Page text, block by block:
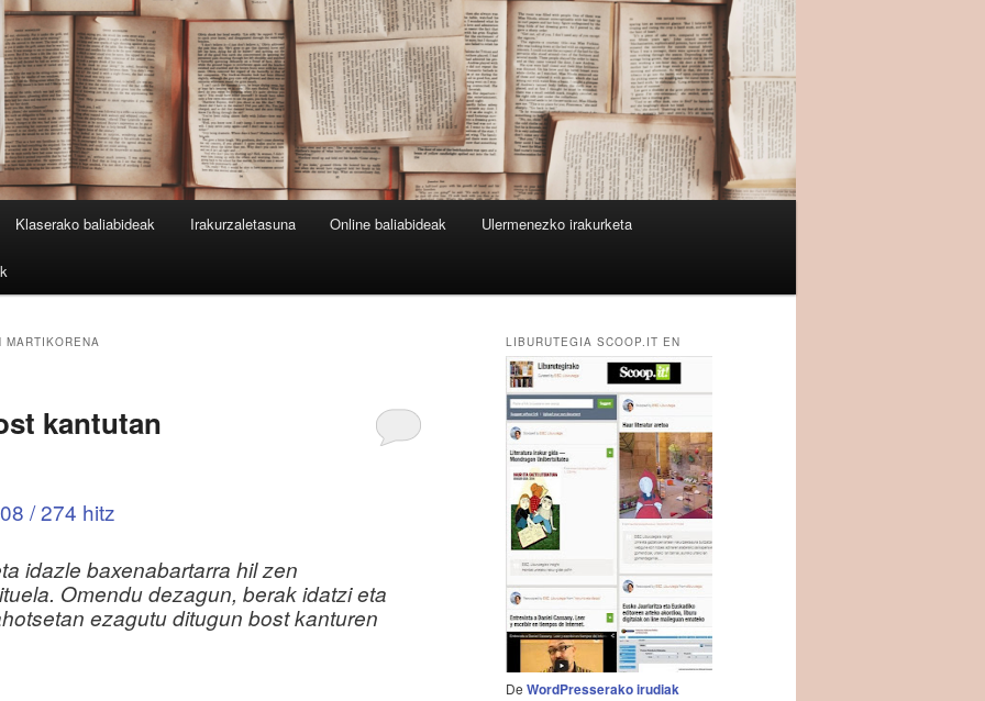
Klaserako baliabideak Irakurzaletasuna Online baliabideak Ulermenezko irakurketa
MARTIKORENA
kantutan
/ 274 hitz
idazle baxenabartarra hil zen
Omendu dezagun, berak idatzi eta
ezagutu ditugun bost kanturen
LIBURUTEGIA SCOOP.IT EN
De WordPresserako irudiak